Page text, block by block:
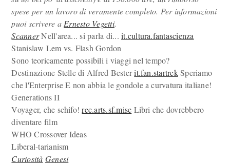
spese per un lavoro di veramente completo. Per informazioni
puoi scrivere a Ernesto Vegetti.
ScannerNell'area... si parla di...it.cultura.fantascienza
Stanislaw Lem vs. Flash Gordon
Sono teoricamente possibili i viaggi nel tempo?
Destinazione Stelle di Alfred Besterit.fan.startrekSperiamo
che l'Enterprise E non abbia le gondole a curvatura italiane!
Generations II
Voyager, che schifo!rec.arts.sf.misc Libri che dovrebbero
diventare film
WHO Crossover Ideas
Liberal-tarianism
Curiosità Genesi